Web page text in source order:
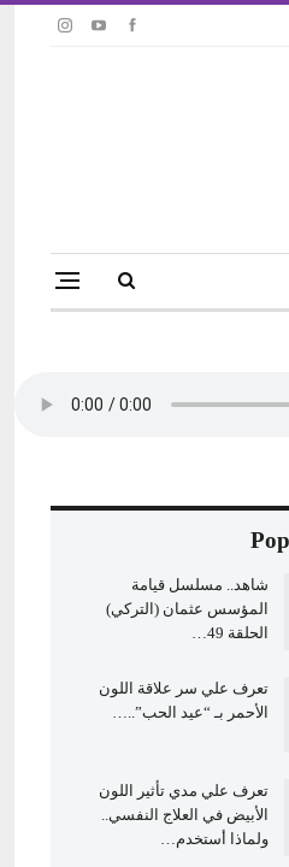
شاهد.. مسلسل قيامة
المؤسس عثمان (التركي)
الحلقة 49…
تعرف علي سر علاقة اللون
الأحمر بـ “عيد الحب”..…
تعرف علي مدي تأثير اللون
الأبيض في العلاج النفسي..
ولماذا أستخدم…